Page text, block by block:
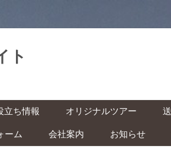
ト
ン
ツ
へ
立ち情報
情報
オリジナルツアー
ーム 会社案内 お知らせ